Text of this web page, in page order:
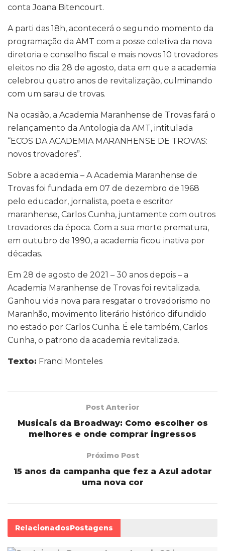
conta Joana Bitencourt.
A parti das 18h, acontecerá o segundo momento da
programação da AMT com a posse coletiva da nova
diretoria e conselho fiscal e mais novos 10 trovadores
eleitos no dia 28 de agosto, data em que a academia
celebrou quatro anos de revitalização, culminando
com um sarau de trovas.
Na ocasião, a Academia Maranhense de Trovas fará o
relançamento da Antologia da AMT, intitulada
“ECOS DA ACADEMIA MARANHENSE DE TROVAS:
novos trovadores”.
Sobre a academia – A Academia Maranhense de
Trovas foi fundada em 07 de dezembro de 1968
pelo educador, jornalista, poeta e escritor
maranhense, Carlos Cunha, juntamente com outros
trovadores da época. Com a sua morte prematura,
em outubro de 1990, a academia ficou inativa por
décadas.
Em 28 de agosto de 2021 – 30 anos depois – a
Academia Maranhense de Trovas foi revitalizada.
Ganhou vida nova para resgatar o trovadorismo no
Maranhão, movimento literário histórico difundido
no estado por Carlos Cunha. É ele também, Carlos
Cunha, o patrono da academia revitalizada.
Texto: Franci Monteles
Post Anterior
Musicais da Broadway: Como escolher os
melhores e onde comprar ingressos
Próximo Post
15 anos da campanha que fez a Azul adotar
uma nova cor
RelacionadosPostagens